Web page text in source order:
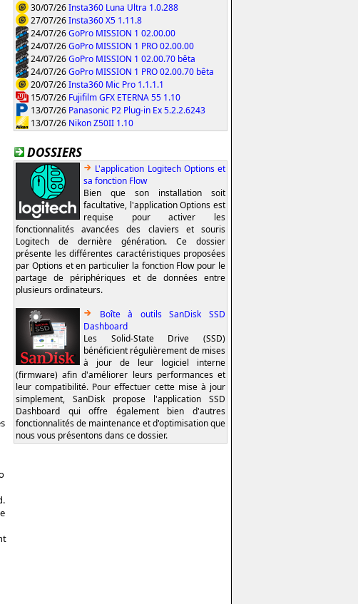
30/07/26Insta360 Luna Ultra 1.0.288
27/07/26Insta360 X5 1.11.8
24/07/26GoPro MISSION 1 02.00.00
24/07/26GoPro MISSION 1 PRO 02.00.00
24/07/26GoPro MISSION 1 02.00.70 bêta
24/07/26GoPro MISSION 1 PRO 02.00.70 bêta
20/07/26Insta360 Mic Pro 1.1.1.1
15/07/26 Fujifilm GFX ETERNA 55 1.10
13/07/26 Panasonic P2 Plug-in Ex 5.2.2.6243
13/07/26 Nikon Z50II 1.10
DOSSIERS
L'application Logitech Options et
sa fonction Flow
Bien que son installation soit
facultative, l'application Options est
requise pour activer les
fonctionnalités avancées des claviers et souris
Logitech de dernière génération. Ce dossier
présente les différentes caractéristiques proposées
par Options et en particulier la fonction Flow pour le
partage de périphériques et de données entre
plusieurs ordinateurs.
Boîte à outils SanDisk SSD
Dashboard
Les Solid-State Drive (SSD)
bénéficient régulièrement de mises
à jour de leur logiciel interne
(firmware) afin d'améliorer leurs performances et
leur compatibilité. Pour effectuer cette mise à jour
simplement, SanDisk propose l'application SSD
Dashboard qui offre également bien d'autres
fonctionnalités de maintenance et d'optimisation que
nous vous présentons dans ce dossier.